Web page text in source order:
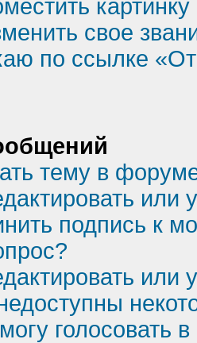
свое
по ссылке
тему в
или
подпись к
или
голосовать